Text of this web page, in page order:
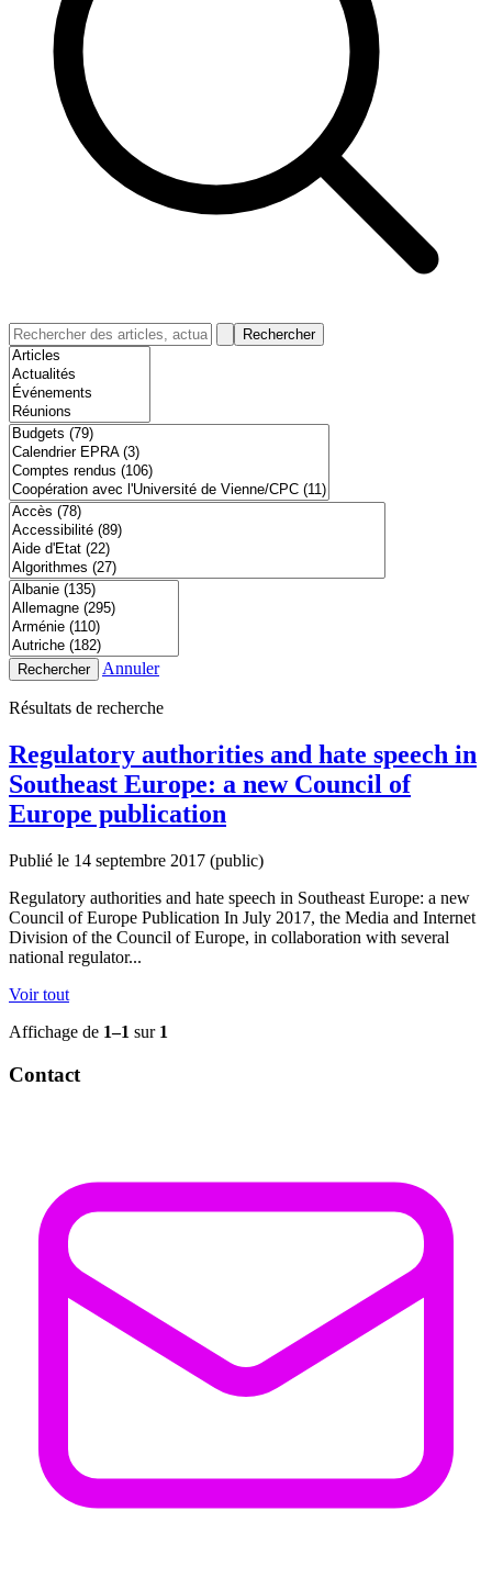
Rechercher
Rechercher Annuler
Résultats de recherche
Regulatory authorities and hate speech in
Southeast Europe: a new Council of
Europe publication
Publié le 14 septembre 2017 (public)
Regulatory authorities and hate speech in Southeast Europe: a new
Council of Europe Publication In July 2017, the Media and Internet
Division of the Council of Europe, in collaboration with several
national regulator...
Voir tout
Affichage de 1–1 sur 1
Contact